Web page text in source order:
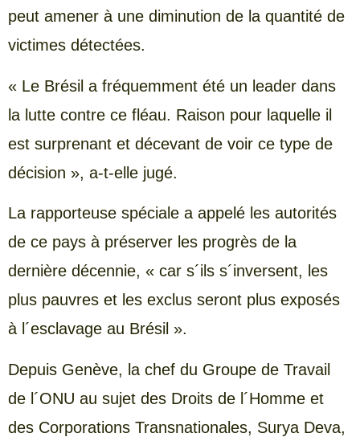
peut amener à une diminution de la quantité de
victimes détectées.
« Le Brésil a fréquemment été un leader dans
la lutte contre ce fléau. Raison pour laquelle il
est surprenant et décevant de voir ce type de
décision », a-t-elle jugé.
La rapporteuse spéciale a appelé les autorités
de ce pays à préserver les progrès de la
dernière décennie, « car s´ils s´inversent, les
plus pauvres et les exclus seront plus exposés
à l´esclavage au Brésil ».
Depuis Genève, la chef du Groupe de Travail
de l´ONU au sujet des Droits de l´Homme et
des Corporations Transnationales, Surya Deva,